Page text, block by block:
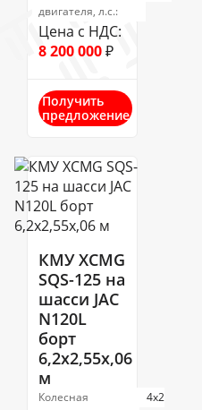
двигателя, л.с.:
Цена с НДС:
8 200 000₽
Получить
предложение
КМУ ХСМG
SQS-125 на
шасси JAC
N120L
борт
6,2х2,55х,06
м
Колесная
4х2